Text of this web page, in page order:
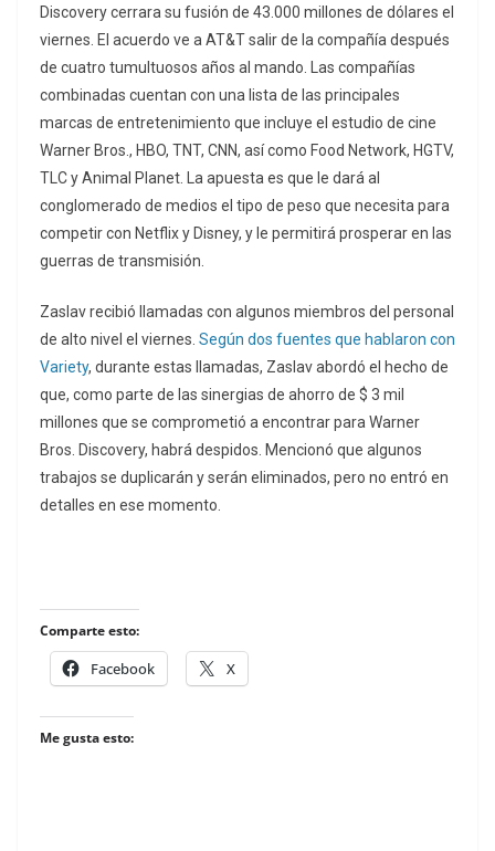
Discovery cerrara su fusión de 43.000 millones de dólares el
viernes. El acuerdo ve a AT&T salir de la compañía después
de cuatro tumultuosos años al mando. Las compañías
combinadas cuentan con una lista de las principales
marcas de entretenimiento que incluye el estudio de cine
Warner Bros., HBO, TNT, CNN, así como Food Network, HGTV,
TLC y Animal Planet. La apuesta es que le dará al
conglomerado de medios el tipo de peso que necesita para
competir con Netflix y Disney, y le permitirá prosperar en las
guerras de transmisión.
Zaslav recibió llamadas con algunos miembros del personal
de alto nivel el viernes. Según dos fuentes que hablaron con
Variety, durante estas llamadas, Zaslav abordó el hecho de
que, como parte de las sinergias de ahorro de $ 3 mil
millones que se comprometió a encontrar para Warner
Bros. Discovery, habrá despidos. Mencionó que algunos
trabajos se duplicarán y serán eliminados, pero no entró en
detalles en ese momento.
Comparte esto:
Facebook X
Me gusta esto: